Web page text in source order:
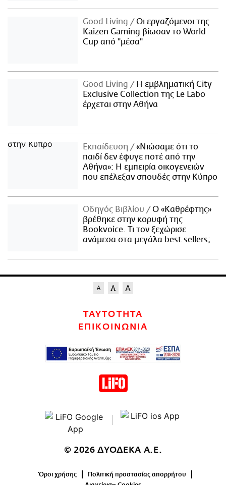
Good Living
Οι εργαζόμενοι της
Kaizen Gaming βίωσαν το World
Cup από "μέσα"
Good Living
Η εμβληματική City
Exclusive Collection της Le Labo
έρχεται στην Αθήνα
Εκπαίδευση
«Νιώσαμε ότι το
παιδί δεν έφυγε ποτέ από την
Αθήνα»: Η εμπειρία οικογενειών
που επέλεξαν σπουδές στην Κύπρο
Οδηγός Βιβλίου
Ο «Καθρέφτης»
βρέθηκε στην κορυφή της
Bookvoice. Τι τον ξεχώρισε
ανάμεσα στα μεγάλα best sellers;
ΤΑΥΤΟΤΗΤΑ
ΕΠΙΚΟΙΝΩΝΙΑ
© 2026 ΔΥΟΔΕΚΑ Α.Ε.
Όροι χρήσης
Πολιτική προστασίας απορρήτου